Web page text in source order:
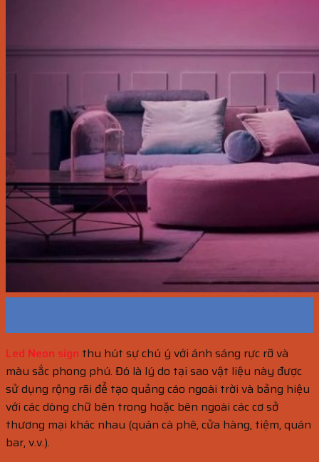
Led Neon sign thu hút sự chú ý với ánh sáng rực rỡ và
màu sắc phong phú. Đó là lý do tại sao vật liệu này được
sử dụng rộng rãi để tạo quảng cáo ngoài trời và bảng hiệu
với các dòng chữ bên trong hoặc bên ngoài các cơ sở
thương mại khác nhau (quán cà phê, cửa hàng, tiệm, quán
bar, v.v.).